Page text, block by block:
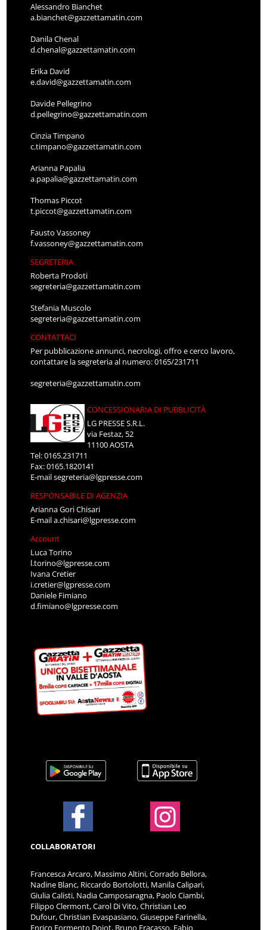
Alessandro Bianchet
a.bianchet@gazzettamatin.com
Danila Chenal
d.chenal@gazzettamatin.com
Erika David
e.david@gazzettamatin.com
Davide Pellegrino
d.pellegrino@gazzettamatin.com
Cinzia Timpano
c.timpano@gazzettamatin.com
Arianna Papalia
a.papalia@gazzettamatin.com
Thomas Piccot
t.piccot@gazzettamatin.com
Fausto Vassoney
f.vassoney@gazzettamatin.com
SEGRETERIA
Roberta Prodoti
segreteria@gazzettamatin.com
Stefania Muscolo
segreteria@gazzettamatin.com
CONTATTACI
Per pubblicazione annunci, necrologi, offro e cerco lavoro,
contattare la segreteria al numero: 0165/231711
segreteria@gazzettamatin.com
CONCESSIONARIA DI PUBBLICITÀ
LG PRESSE S.R.L.
via Festaz, 52
11100 AOSTA
Tel: 0165.231711
Fax: 0165.1820141
E-mailsegreteria@lgpresse.com
RESPONSABILE DI AGENZIA
Arianna Gori Chisari
E-maila.chisari@lgpresse.com
Account
Luca Torino
l.torino@lgpresse.com
Ivana Cretier
i.cretier@lgpresse.com
Daniele Fimiano
d.fimiano@lgpresse.com
COLLABORATORI
Francesca Arcaro, Massimo Altini, Corrado Bellora,
Nadine Blanc, Riccardo Bortolotti, Manila Calipari,
Giulia Calisti, Nadia Camposaragna, Paolo Ciambi,
Filippo Clermont, Carol Di Vito, Christian Leo
Dufour, Christian Evaspasiano, Giuseppe Farinella,
Enrico Formento Dojot, Bruno Fracasso, Fabio